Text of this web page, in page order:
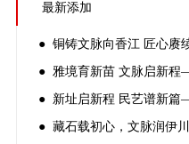
最新添加
● 铜铸文脉向香江 匠心赓